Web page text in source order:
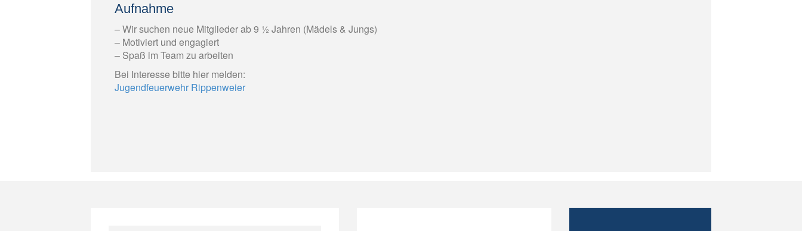
Aufnahme
– Wir suchen neue Mitglieder ab 9 ½ Jahren (Mädels & Jungs)
– Motiviert und engagiert
– Spaß im Team zu arbeiten
Bei Interesse bitte hier melden:
Jugendfeuerwehr Rippenweier